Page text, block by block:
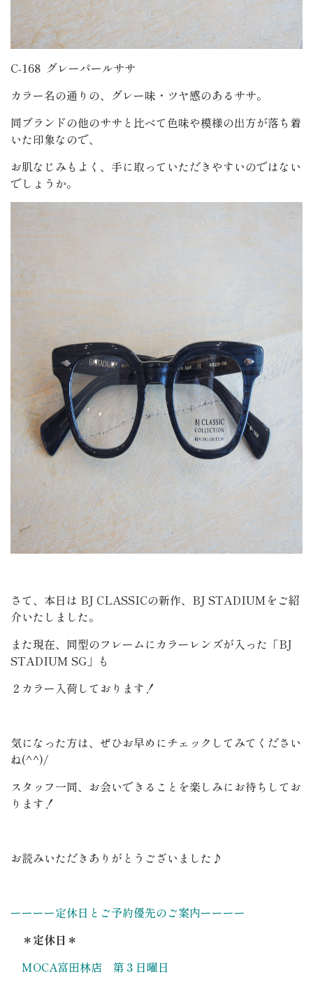
C-168 グレーパールササ
カラー名の通りの、グレー味・ツヤ感のあるササ。
同ブランドの他のササと比べて色味や模様の出方が落ち着
いた印象なので、
お肌なじみもよく、手に取っていただきやすいのではない
でしょうか。
さて、本日は BJ CLASSICの新作、BJ STADIUMをご紹
介いたしました。
また現在、同型のフレームにカラーレンズが入った「BJ
STADIUM SG」も
２カラー入荷しております！
気になった方は、ぜひお早めにチェックしてみてください
ね(^^)/
スタッフ一同、お会いできることを楽しみにお待ちしてお
ります！
お読みいただきありがとうございました♪
ーーーー定休日とご予約優先のご案内ーーーー
＊定休日＊
MOCA富田林店 第３日曜日